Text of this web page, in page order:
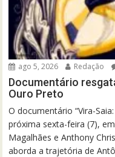
ago 5, 2026 Redação
Documentário
Ouro Preto
O documentário “Vira-
próxima sexta-feira (7),
Magalhães e Anthony
aborda a trajetória de